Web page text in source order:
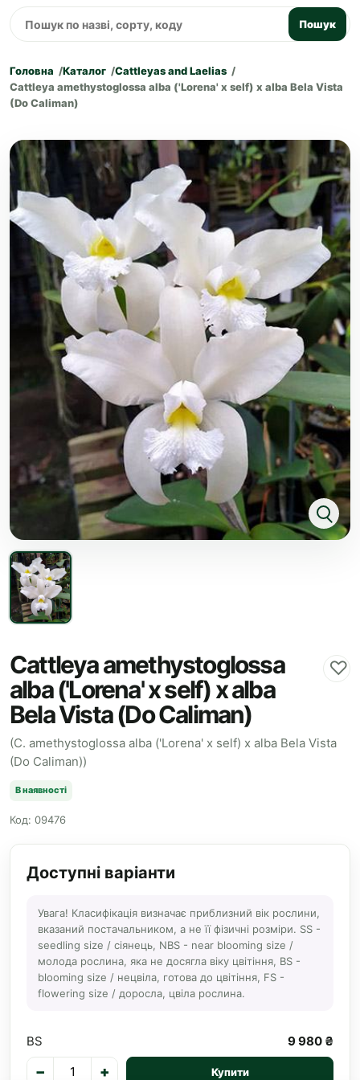
Пошук
Головна Каталог
Cattleyas and Laelias
Cattleya amethystoglossa alba ('Lorena' x self) x alba Bela Vista
(Do Caliman)
Cattleya amethystoglossa
alba ('Lorena' x self) x alba
Bela Vista (Do Caliman)
♡
(C. amethystoglossa alba ('Lorena' x self) x alba Bela Vista
(Do Caliman))
В наявності
Код: 09476
Доступні варіанти
Увага! Класифікація визначає приблизний вік рослини,
вказаний постачальником, а не її фізичні розміри. SS -
seedling size / сіянець, NBS - near blooming size /
молода рослина, яка не досягла віку цвітіння, BS -
blooming size / нецвіла, готова до цвітіння, FS -
flowering size / доросла, цвіла рослина.
BS 9 980 ₴
− + Купити